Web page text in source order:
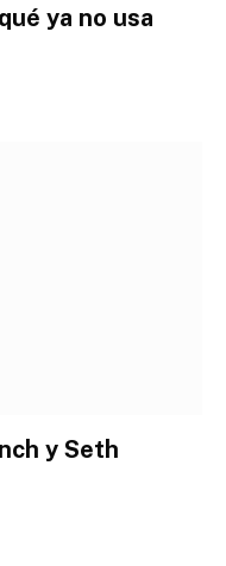
ya no usa
y Seth